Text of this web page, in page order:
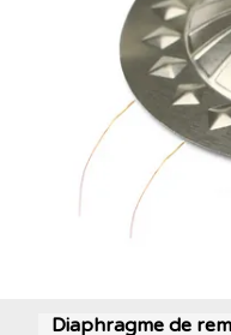
Diaphragme de